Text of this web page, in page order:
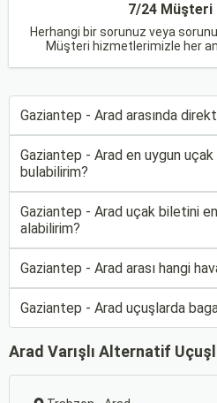
7/24 Müşteri
Herhangi bir sorunuz veya
Müşteri hizmetlerimizle her
Gaziantep - Arad arasında
Gaziantep - Arad en uygun uçak
bulabilirim?
Gaziantep - Arad uçak biletini
alabilirim?
Gaziantep - Arad arası hangi
Gaziantep - Arad uçuşlarda
Arad Varışlı Alternatif